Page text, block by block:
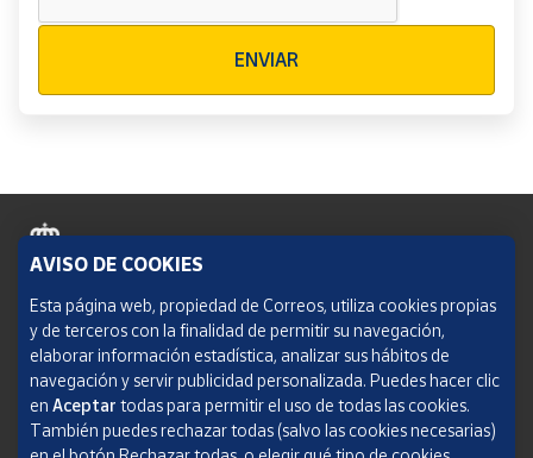
ENVIAR
Política de cookies
Aviso legal
Condiciones del servicio
Política de Privacidad Web
AVISO DE COOKIES
Esta página web, propiedad de Correos, utiliza cookies propias
y de terceros con la finalidad de permitir su navegación,
elaborar información estadística, analizar sus hábitos de
navegación y servir publicidad personalizada. Puedes hacer clic
en Aceptar todas para permitir el uso de todas las cookies.
También puedes rechazar todas (salvo las cookies necesarias)